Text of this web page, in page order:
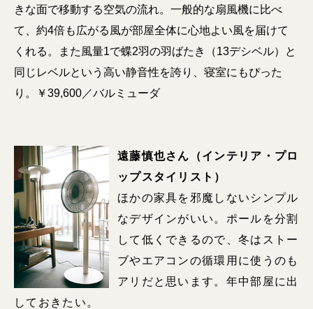
きな面で移動する空気の流れ。一般的な扇風機に比べ
て、約4倍も広がる風が部屋全体に心地よい風を届けて
くれる。また風量1で蝶2羽の羽ばたき（13デシベル）と
同じレベルという高い静音性を誇り、寝室にもぴった
り。￥39,600／バルミューダ
遠藤慎也さん（インテリア・プロ
ップスタイリスト）
ほかの家具を邪魔しないシンプル
なデザインがいい。ポールを分割
して低くできるので、冬はストー
ブやエアコンの循環用に使うのも
アリだと思います。年中部屋に出
しておきたい。